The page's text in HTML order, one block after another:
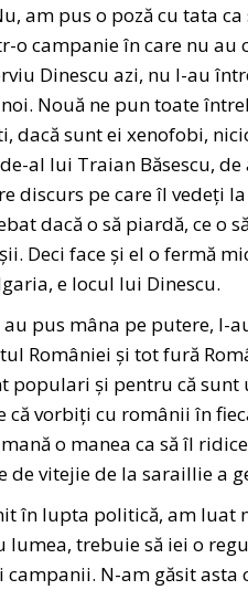
am pus o poză cu tata ca
campanie în care nu au
Dinescu azi, nu l-au
Nouă ne pun toate
dacă sunt ei xenofobi,
al lui Traian Băsescu,
pe care îl vedeți la
dacă o să piardă, ce o
Deci face și el o fermă
e locul lui Dinescu.
pus mâna pe putere, l-
României și tot fură
populari și pentru că
vorbiți cu românii în
o manea ca să îl
vitejie de la saraillie a
în lupta politică, am luat
trebuie să iei o
N-am găsit asta